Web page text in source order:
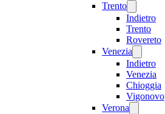
Trento
Indietro
Trento
Rovereto
Venezia
Indietro
Venezia
Chioggia
Vigonovo
Verona